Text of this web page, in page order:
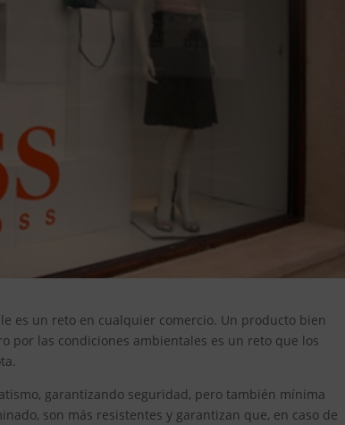
es un reto en cualquier comercio. Un producto bien
por las condiciones ambientales es un reto que los
garantizando seguridad, pero también mínima
son más resistentes y garantizan que, en caso de